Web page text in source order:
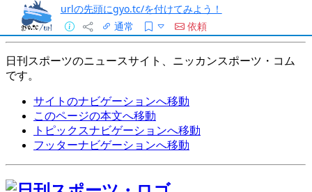
urlの先頭にgyo.tc/を付けてみよう！
通常
依頼